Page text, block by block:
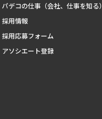
パデコの仕事（会社、仕事を知る）
採用情報
採用応募フォーム
アソシエート登録